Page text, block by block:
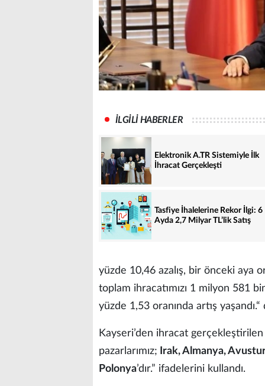
İLGİLİ HABERLER
Elektronik A.TR Sistemiyle İlk
İhracat Gerçekleşti
Tasfiye İhalelerine Rekor İlgi: 6
Ayda 2,7 Milyar TL’lik Satış
yüzde 10,46 azalış, bir önceki aya
toplam ihracatımızı 1 milyon 581
yüzde 1,53 oranında artış
Kayseri’den ihracat
pazarlarımız; Irak, Almanya,
Polonya’dır.” ifadelerini kullandı.